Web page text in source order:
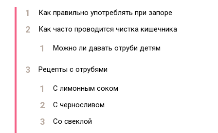
Как правильно употреблять при запоре
Как часто проводится чистка кишечника
Можно ли давать отруби детям
Рецепты с отрубями
С лимонным соком
С черносливом
Со свеклой